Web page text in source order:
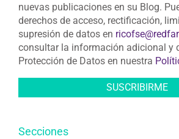
nuevas publicaciones en su Blog.
derechos de acceso, rectificación,
supresión de datos en
consultar la información adicional y
Protección de Datos en nuestra
Secciones